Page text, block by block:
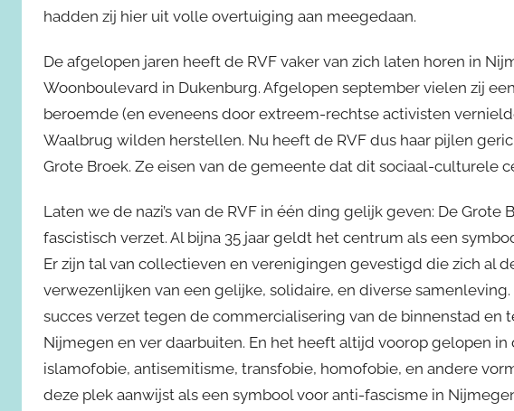
hadden zij hier uit volle overtuiging aan meegedaan.
De afgelopen jaren heeft de RVF vaker van zich laten horen in
Woonboulevard in Dukenburg. Afgelopen september vielen zij
beroemde (en eveneens door extreem-rechtse activisten
Waalbrug wilden herstellen. Nu heeft de RVF dus haar pijlen
Grote Broek. Ze eisen van de gemeente dat dit sociaal-culturele
Laten we de nazi’s van de RVF in één ding gelijk geven: De Grote
fascistisch verzet. Al bijna 35 jaar geldt het centrum als een
Er zijn tal van collectieven en verenigingen gevestigd die zich al
verwezenlijken van een gelijke, solidaire, en diverse
succes verzet tegen de commercialisering van de binnenstad en
Nijmegen en ver daarbuiten. En het heeft altijd voorop gelopen
islamofobie, antisemitisme, transfobie, homofobie, en andere
deze plek aanwijst als een symbool voor anti-fascisme in